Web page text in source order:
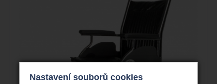
Nastavení souborů cookies